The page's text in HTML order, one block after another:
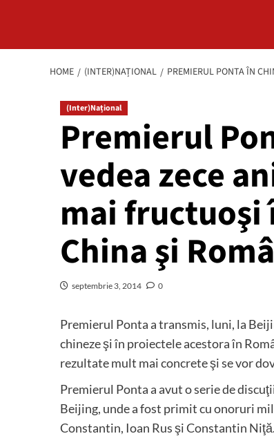
HOME (INTER)NAȚIONAL PREMIERUL PONTA ÎN
(Inter)Național
Premierul
vedea zece
mai
China şi
septembrie 3, 2014 0
Premierul Ponta a transmis, luni, la
chineze şi în proiectele acestora în
rezultate mult mai concrete şi se vor
Premierul Ponta a avut o serie de
Beijing, unde a fost primit cu onoruri
Constantin, Ioan Rus şi Constantin Niţă.